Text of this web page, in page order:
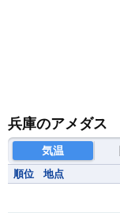
兵庫のアメダス
気温
順位 地点